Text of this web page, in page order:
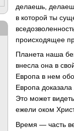
делаешь,
в которой ты
происходящее
Планета наша
внесла она в
Европа в нем
Европа
Это может
ежели оком
Время — часть